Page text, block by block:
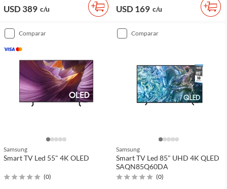
USD 389 c/u USD 169 c/u
comparar
Samsung
Smart TV Led 55" 4K OLED
(0)
comparar
Samsung
Smart TV Led 85" UHD 4K QLED
SAQN85Q60DA
(0)